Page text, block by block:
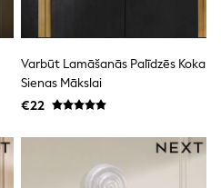
Varbūt Lamāšanās Palīdzēs Koka
Sienas Mākslai
€22